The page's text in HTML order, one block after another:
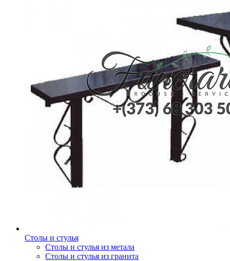
Столы и стулья
Столы и стулья из метала
Столы и стулья из гранита